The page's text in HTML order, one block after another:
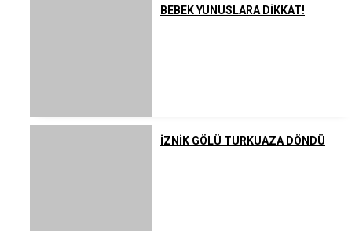
BEBEK YUNUSLARA DİKKAT!
İZNİK GÖLÜ TURKUAZA DÖNDÜ